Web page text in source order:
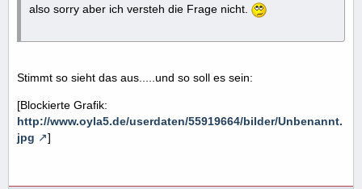
also sorry aber ich versteh die Frage nicht.
Stimmt so sieht das aus.....und so soll es sein:
[Blockierte Grafik:
http://www.oyla5.de/userdaten/55919664/bilder/Unbenannt.
jpg
]